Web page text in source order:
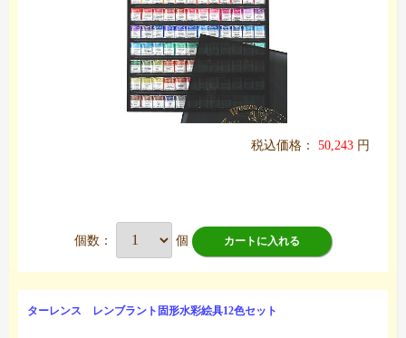
税込価格： 50,243 円
個数： 個 カートに入れる
ターレンス レンブラント固形水彩絵具12色セット